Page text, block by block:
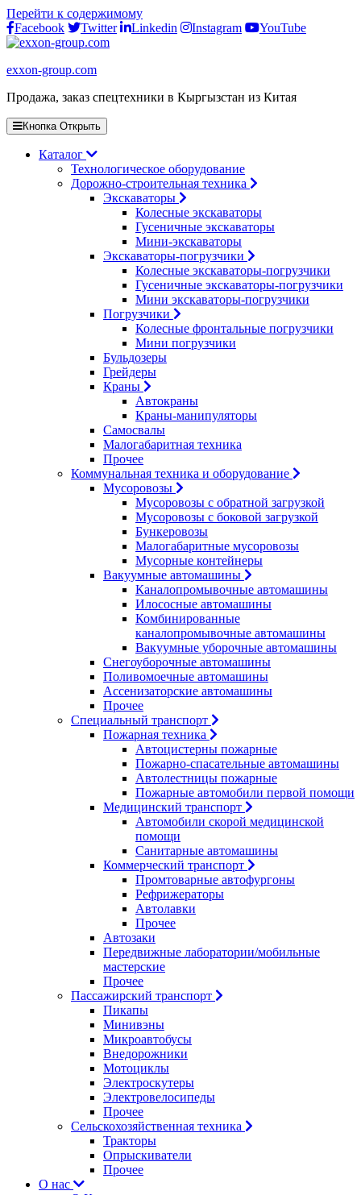
Перейти к содержимому
Facebook
Twitter Linkedin Instagram YouTube
exxon-group.com
Продажа, заказ спецтехники в Кыргызстан из Китая
Кнопка Открыть
Каталог
Технологическое оборудование
Дорожно-строительная техника
Экскаваторы
Колесные экскаваторы
Гусеничные экскаваторы
Мини-экскаваторы
Экскаваторы-погрузчики
Колесные экскаваторы-погрузчики
Гусеничные экскаваторы-погрузчики
Мини экскаваторы-погрузчики
Погрузчики
Колесные фронтальные погрузчики
Мини погрузчики
Бульдозеры
Грейдеры
Краны
Автокраны
Краны-манипуляторы
Самосвалы
Малогабаритная техника
Прочее
Коммунальная техника и оборудование
Мусоровозы
Мусоровозы с обратной загрузкой
Мусоровозы с боковой загрузкой
Бункеровозы
Малогабаритные мусоровозы
Мусорные контейнеры
Вакуумные автомашины
Каналопромывочные автомашины
Илососные автомашины
Комбинированные
каналопромывочные автомашины
Вакуумные уборочные автомашины
Снегоуборочные автомашины
Поливомоечные автомашины
Ассенизаторские автомашины
Прочее
Специальный транспорт
Пожарная техника
Автоцистерны пожарные
Пожарно-спасательные автомашины
Автолестницы пожарные
Пожарные автомобили первой помощи
Медицинский транспорт
Автомобили скорой медицинской
помощи
Санитарные автомашины
Коммерческий транспорт
Промтоварные автофургоны
Рефрижераторы
Автолавки
Прочее
Автозаки
Передвижные лаборатории/мобильные
мастерские
Прочее
Пассажирский транспорт
Пикапы
Минивэны
Микроавтобусы
Внедорожники
Мотоциклы
Электроскутеры
Электровелосипеды
Прочее
Сельскохозяйственная техника
Тракторы
Опрыскиватели
Прочее
О нас